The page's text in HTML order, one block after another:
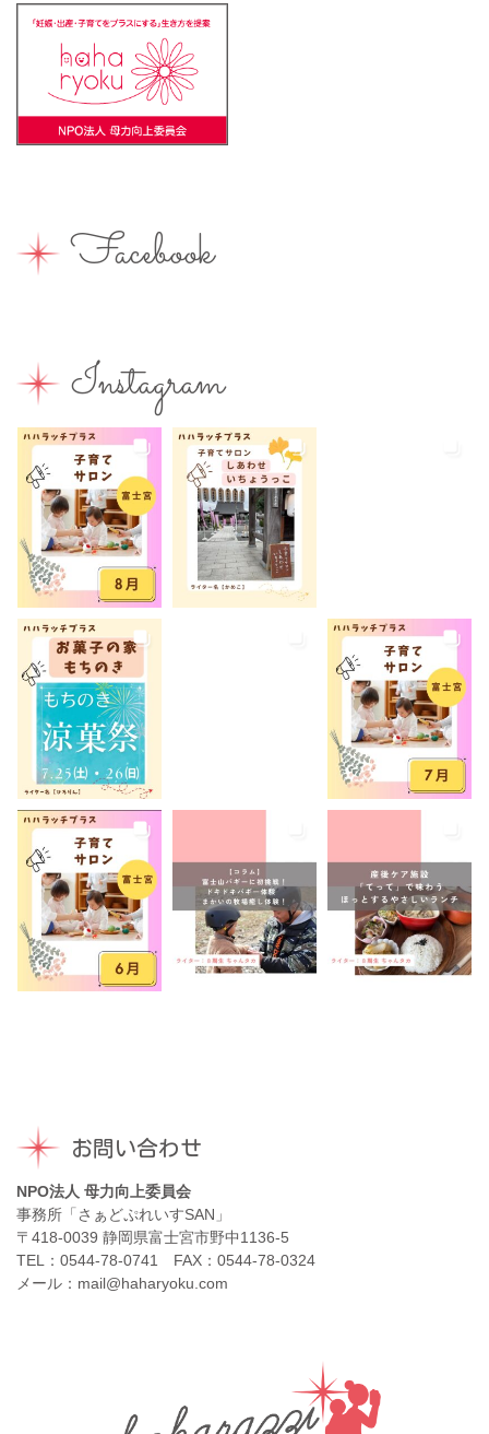
ベビ＊ステ マタニティ
ママの息抜き ミルク用お湯提供
ライター募集 ランチ
一時保育 一時預かり
子連れ 子連れOK
富士山本宮浅間大社 小学生
屋外イベント 幼児 幼稚園 広報ふじのみや
弁当 我が家のコロナ対策 手土産
撮影スポット 有料
未就学児 水遊び 求人 洋菓子
産後ケア 病児保育 病後児保育
美容 老舗店 観光地
託児あり 託児有り 転入ママ
防災 離乳食持ち込みOK 雨でも遊べる
音楽 養成講座
Facebook
Instagram
お問い合わせ
NPO法人 母力向上委員会
事務所「さぁどぷれいすSAN」
〒418-0039 静岡県富士宮市野中1136-5
TEL：0544-78-0741 FAX：0544-78-0324
メール：mail@haharyoku.com